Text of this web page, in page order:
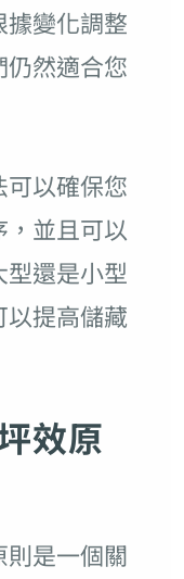
變化調整
然適合您
以確保您
並且可以
還是小型
提高儲藏
效原
是一個關